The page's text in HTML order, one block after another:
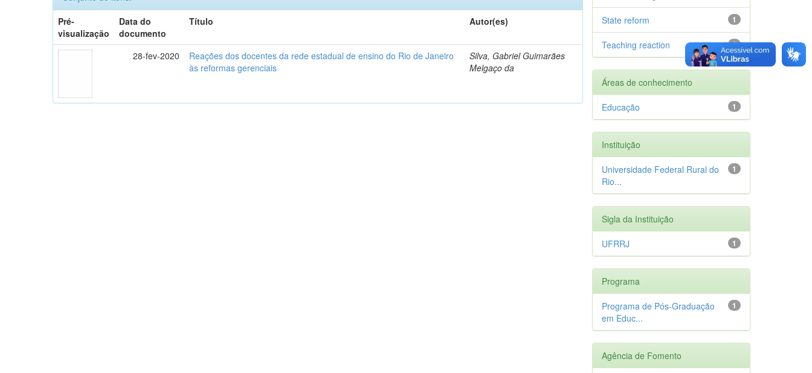
Pré-
visualização
Data do
documento
Título Autor(es)
28-fev-2020
Reações dos docentes da rede estadual de ensino do Rio de Janeiro
às reformas gerenciais
Silva, Gabriel Guimarães
Melgaço da
1
State reform
1
Teaching reaction
Áreas de conhecimento
1
Educação
Instituição
1
Universidade Federal Rural do
Rio...
Sigla da Instituição
1
UFRRJ
Programa
1
Programa de Pós-Graduação
em Educ...
Agência de Fomento